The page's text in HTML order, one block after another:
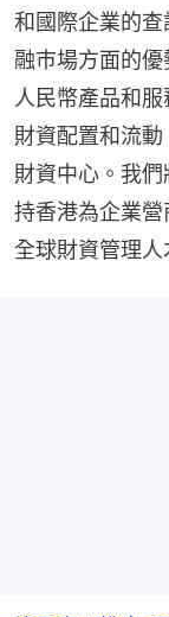
和國際企業的
融巿場方面的
人民幣產品和
財資配置和流
財資中心。我
持香港為企業營
全球財資管理人